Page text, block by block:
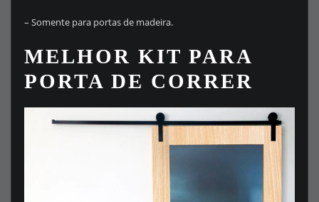
– Somente para portas de madeira.
MELHOR KIT PARA
PORTA DE CORRER